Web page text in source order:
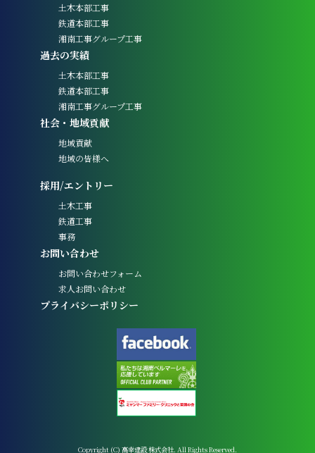
土木本部工事
鉄道本部工事
湘南工事グループ工事
過去の実績
土木本部工事
鉄道本部工事
湘南工事グループ工事
社会・地域貢献
地域貢献
地域の皆様へ
採用/エントリー
土木工事
鉄道工事
事務
お問い合わせ
お問い合わせフォーム
求人お問い合わせ
プライバシーポリシー
Copyright (C) 高幸建設 株式会社. All Rights Reserved.